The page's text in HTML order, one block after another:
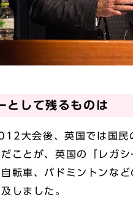
として残るものは
大会後、英国では国民
だことが、英国の「レガ
転車、バドミントンな
しました。